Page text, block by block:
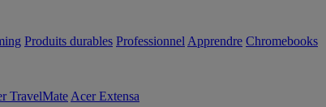
Produits durables Professionnel Apprendre Chromebooks
TravelMate Acer Extensa